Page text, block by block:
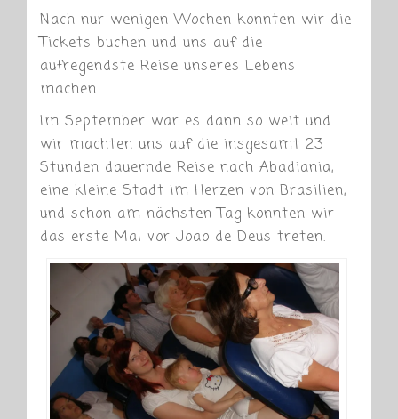
Nach nur wenigen Wochen konnten wir die
Tickets buchen und uns auf die
aufregendste Reise unseres Lebens
machen.
Im September war es dann so weit und
wir machten uns auf die insgesamt 23
Stunden dauernde Reise nach Abadiania,
eine kleine Stadt im Herzen von Brasilien,
und schon am nächsten Tag konnten wir
das erste Mal vor Joao de Deus treten.